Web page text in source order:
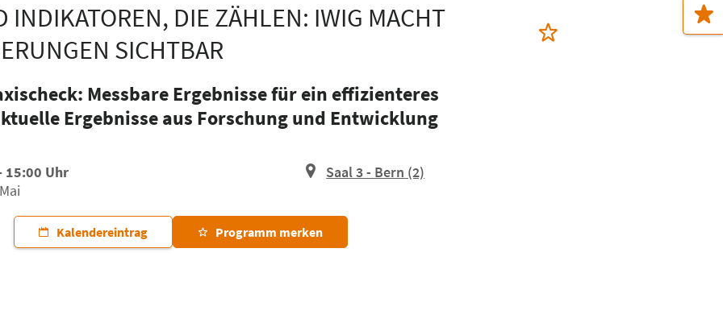
DIE ZÄHLEN: IWIG MACHT
SICHTBAR
Messbare Ergebnisse für ein effizienteres
Ergebnisse aus Forschung und Entwicklung
15:00 Uhr
Saal 3 - Bern (2)
Kalendereintrag Programm merken